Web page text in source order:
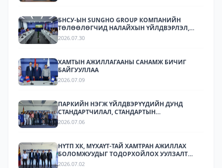
БНСУ-ЫН SUNGHO GROUP КОМПАНИЙН
ТӨЛӨӨЛӨГЧИД НАЛАЙХЫН ҮЙЛДВЭРЛЭЛ,
ТЕХНОЛОГИЙН ПАРКТ АЖИЛЛАЛАА.
2026.07.30
ХАМТЫН АЖИЛЛАГААНЫ САНАМЖ БИЧИГ
БАЙГУУЛЛАА
2026.07.09
ПАРКИЙН НЭГЖ ҮЙЛДВЭРҮҮДИЙН ДУНД
СТАНДАРТЧИЛАЛ, СТАНДАРТЫН
ХЭРЭГЖИЛТИЙН ТАЛААР СУРГАЛТ,
2026.07.06
НҮТП ХК, МҮХАҮТ-ТАЙ ХАМТРАН АЖИЛЛАХ
БОЛОМЖУУДЫГ ТОДОРХОЙЛОХ УУЛЗАЛТ
ЗОХИОН БАЙГУУЛАГДЛАА.
2026.07.02